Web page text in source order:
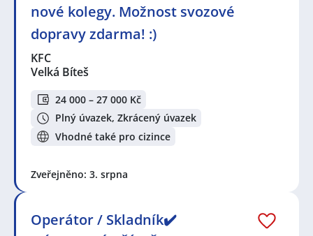
nové kolegy. Možnost svozové
dopravy zdarma! :)
KFC
Velká Bíteš
24 000 – 27 000 Kč
Plný úvazek, Zkrácený úvazek
Vhodné také pro cizince
Zveřejněno: 3. srpna
Operátor / Skladník✔️